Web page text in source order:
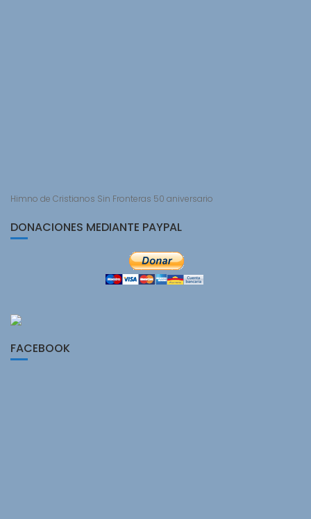
Himno de Cristianos Sin Fronteras 50 aniversario
DONACIONES MEDIANTE PAYPAL
FACEBOOK